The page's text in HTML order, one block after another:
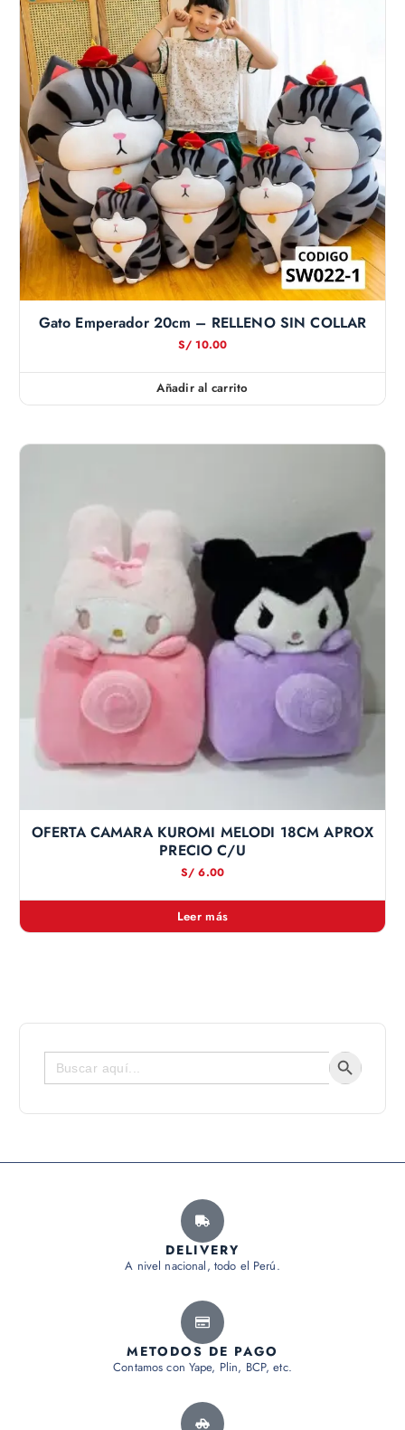
Gato Emperador 20cm – RELLENO SIN COLLAR
S/ 10.00
Añadir al carrito
OFERTA CAMARA KUROMI MELODI 18CM APROX
PRECIO C/U
S/ 6.00
Leer más
Buscar: Botón de
DELIVERY
A nivel nacional, todo el Perú.
METODOS DE PAGO
Contamos con Yape, Plin, BCP, etc.